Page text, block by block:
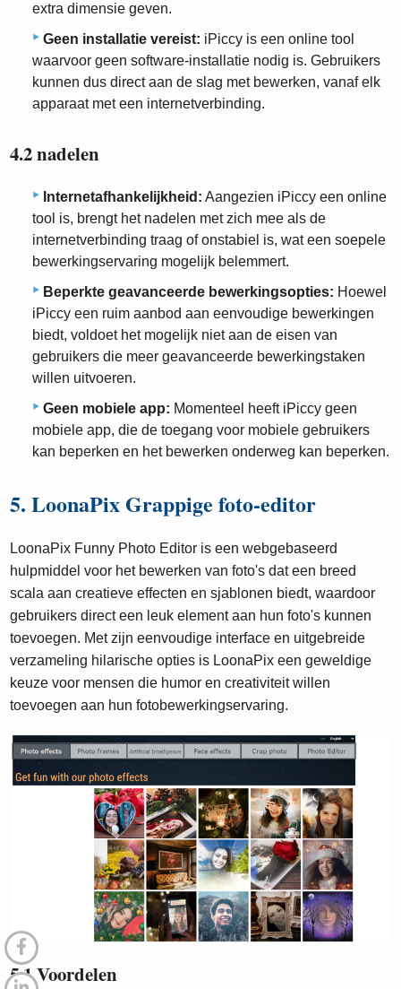
extra dimensie geven.
Geen installatie vereist: iPiccy is een online tool
waarvoor geen software-installatie nodig is. Gebruikers
kunnen dus direct aan de slag met bewerken, vanaf elk
apparaat met een internetverbinding.
4.2 nadelen
Internetafhankelijkheid: Aangezien iPiccy een online
tool is, brengt het nadelen met zich mee als de
internetverbinding traag of onstabiel is, wat een soepele
bewerkingservaring mogelijk belemmert.
Beperkte geavanceerde bewerkingsopties: Hoewel
iPiccy een ruim aanbod aan eenvoudige bewerkingen
biedt, voldoet het mogelijk niet aan de eisen van
gebruikers die meer geavanceerde bewerkingstaken
willen uitvoeren.
Geen mobiele app: Momenteel heeft iPiccy geen
mobiele app, die de toegang voor mobiele gebruikers
kan beperken en het bewerken onderweg kan beperken.
5. LoonaPix Grappige foto-editor
LoonaPix Funny Photo Editor is een webgebaseerd
hulpmiddel voor het bewerken van foto's dat een breed
scala aan creatieve effecten en sjablonen biedt, waardoor
gebruikers direct een leuk element aan hun foto's kunnen
toevoegen. Met zijn eenvoudige interface en uitgebreide
verzameling hilarische opties is LoonaPix een geweldige
keuze voor mensen die humor en creativiteit willen
toevoegen aan hun fotobewerkingservaring.
5.1 Voordelen